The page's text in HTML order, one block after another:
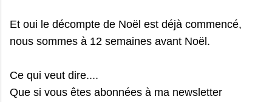
Et oui le décompte de Noël est déjà commencé,
nous sommes à 12 semaines avant Noël.
Ce qui veut dire....
Que si vous êtes abonnées à ma newsletter